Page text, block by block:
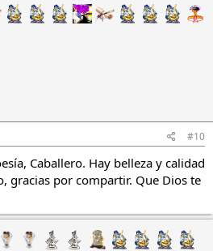
#10
Caballero. Hay belleza y calidad
gracias por compartir. Que Dios te